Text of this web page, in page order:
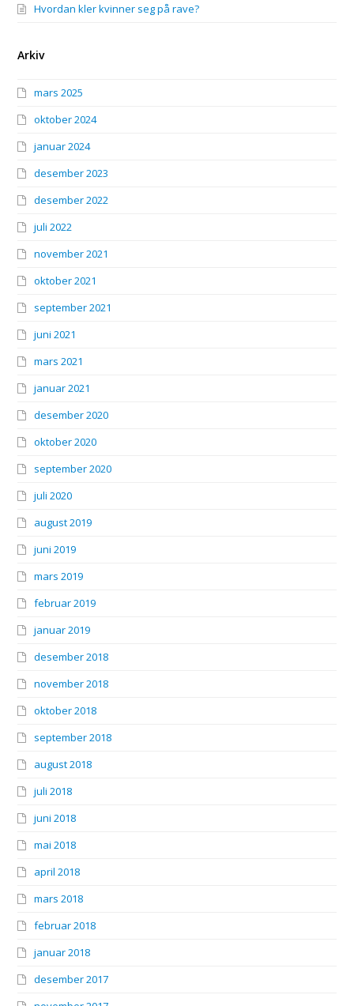
Hvordan kler kvinner seg på rave?
Arkiv
mars 2025
oktober 2024
januar 2024
desember 2023
desember 2022
juli 2022
november 2021
oktober 2021
september 2021
juni 2021
mars 2021
januar 2021
desember 2020
oktober 2020
september 2020
juli 2020
august 2019
juni 2019
mars 2019
februar 2019
januar 2019
desember 2018
november 2018
oktober 2018
september 2018
august 2018
juli 2018
juni 2018
mai 2018
april 2018
mars 2018
februar 2018
januar 2018
desember 2017